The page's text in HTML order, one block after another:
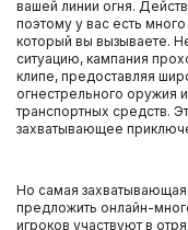
вашей линии огня.
поэтому у вас есть
который вы вызываете.
ситуацию, кампания
клипе, предоставляя
огнестрельного оружия
транспортных средств.
захватывающее
Но самая
предложить онлайн-
игроков участвуют в